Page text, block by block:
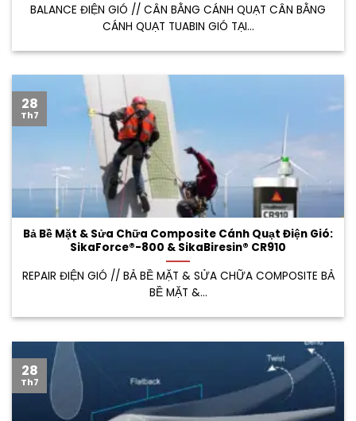
BALANCE ĐIỆN GIÓ // CÂN BẰNG CÁNH QUẠT CÂN BẰNG
CÁNH QUẠT TUABIN GIÓ TẠI...
Bả Bề Mặt & Sửa Chữa Composite Cánh Quạt Điện Gió:
SikaForce®-800 & SikaBiresin® CR910
REPAIR ĐIỆN GIÓ // BẢ BỀ MẶT & SỬA CHỮA COMPOSITE BẢ
BỀ MẶT &...
28
Th7
28
Th7